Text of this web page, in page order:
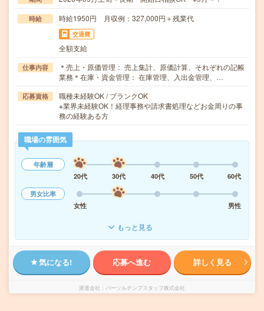
時給 時給1950円 月収例：327,000円＋残業代
交通費
全額支給
仕事内容
＊売上・原価管理： 売上集計、原価計算、それぞれの記帳
業務＊在庫・資金管理： 在庫管理、入出金管理、…
応募資格
職種未経験OK / ブランクOK
※業界未経験OK！経理事務や請求書処理などお金周りの事
務の経験ある方
職場の雰囲気
年齢層
20代
30代 40代 50代
60代
男女比率
女性
男性
もっと見る
気になる! 応募へ進む 詳しく見る
派遣会社 パーソルテンプスタッフ株式会社